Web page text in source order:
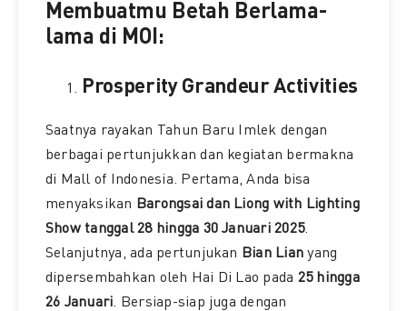
Membuatmu Betah Berlama-
lama di MOI:
Prosperity Grandeur Activities
Saatnya rayakan Tahun Baru Imlek dengan
berbagai pertunjukkan dan kegiatan bermakna
di Mall of Indonesia. Pertama, Anda bisa
menyaksikan Barongsai dan Liong with Lighting
Show tanggal 28 hingga 30 Januari 2025.
Selanjutnya, ada pertunjukan Bian Lian yang
dipersembahkan oleh Hai Di Lao pada 25 hingga
26 Januari. Bersiap-siap juga dengan